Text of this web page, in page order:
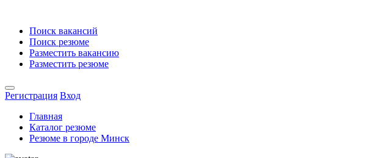
Поиск вакансий
Поиск резюме
Разместить вакансию
Разместить резюме
Регистрация Вход
Главная
Каталог резюме
Резюме в городе Минск